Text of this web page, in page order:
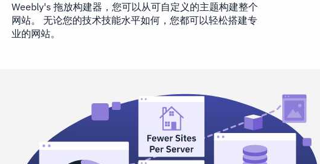
Weebly's 拖放构建器，您可以从可自定义的主题构建整个
网站。 无论您的技术技能水平如何，您都可以轻松搭建专
业的网站。